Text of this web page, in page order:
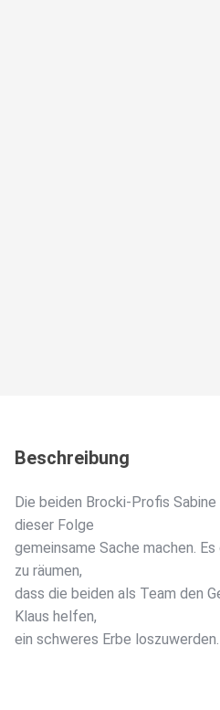
Beschreibung
Die beiden Brocki-Profis Sabine
dieser Folge
gemeinsame Sache machen.
zu räumen,
dass die beiden als Team den
Klaus helfen,
ein schweres Erbe loszuwerden.